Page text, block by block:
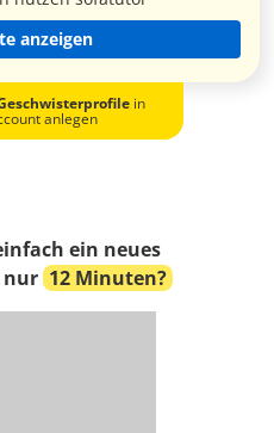
anzeigen
in
anlegen
ein neues
nur 12 Minuten?